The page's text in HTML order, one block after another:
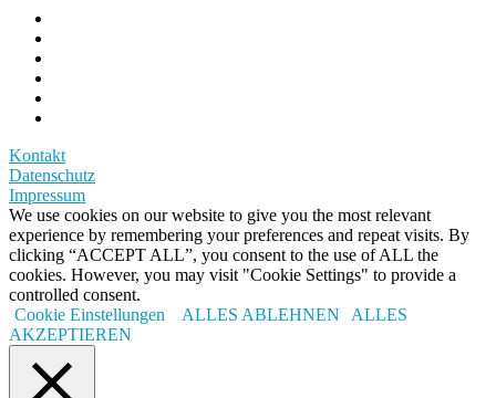
Kontakt
Datenschutz
Impressum
We use cookies on our website to give you the most relevant
experience by remembering your preferences and repeat visits. By
clicking “ACCEPT ALL”, you consent to the use of ALL the
cookies. However, you may visit "Cookie Settings" to provide a
controlled consent.
Cookie Einstellungen
ALLES ABLEHNEN
ALLES
AKZEPTIEREN